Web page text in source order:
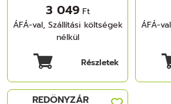
3 049 Ft
ÁFÁ-val, Szállítási költségek
nélkül
Részletek
ÁFÁ-
REDÖNYZÁR